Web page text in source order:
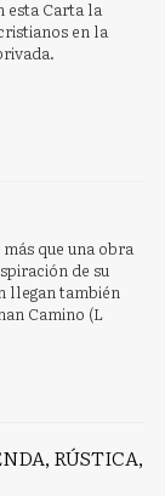
esta Carta la
en la
que una obra
de su
llegan también
Camino (L
RÚSTICA,